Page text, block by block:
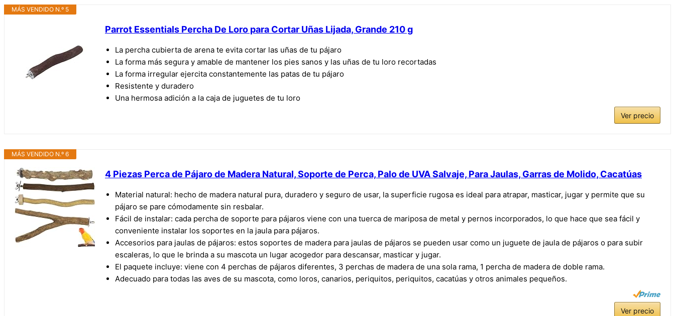
MÁS VENDIDO N.º 5
Parrot Essentials Percha De Loro para Cortar Uñas Lijada, Grande 210 g
La percha cubierta de arena te evita cortar las uñas de tu pájaro
La forma más segura y amable de mantener los pies sanos y las uñas de tu loro recortadas
La forma irregular ejercita constantemente las patas de tu pájaro
Resistente y duradero
Una hermosa adición a la caja de juguetes de tu loro
Ver precio
MÁS VENDIDO N.º 6
4 Piezas Perca de Pájaro de Madera Natural, Soporte de Perca, Palo de UVA Salvaje, Para Jaulas, Garras de Molido, Cacatúas
Material natural: hecho de madera natural pura, duradero y seguro de usar, la superficie rugosa es ideal para atrapar, masticar, jugar y permite que su
pájaro se pare cómodamente sin resbalar.
Fácil de instalar: cada percha de soporte para pájaros viene con una tuerca de mariposa de metal y pernos incorporados, lo que hace que sea fácil y
conveniente instalar los soportes en la jaula para pájaros.
Accesorios para jaulas de pájaros: estos soportes de madera para jaulas de pájaros se pueden usar como un juguete de jaula de pájaros o para subir
escaleras, lo que le brinda a su mascota un lugar acogedor para descansar, masticar y jugar.
El paquete incluye: viene con 4 perchas de pájaros diferentes, 3 perchas de madera de una sola rama, 1 percha de madera de doble rama.
Adecuado para todas las aves de su mascota, como loros, canarios, periquitos, periquitos, cacatúas y otros animales pequeños.
Ver precio